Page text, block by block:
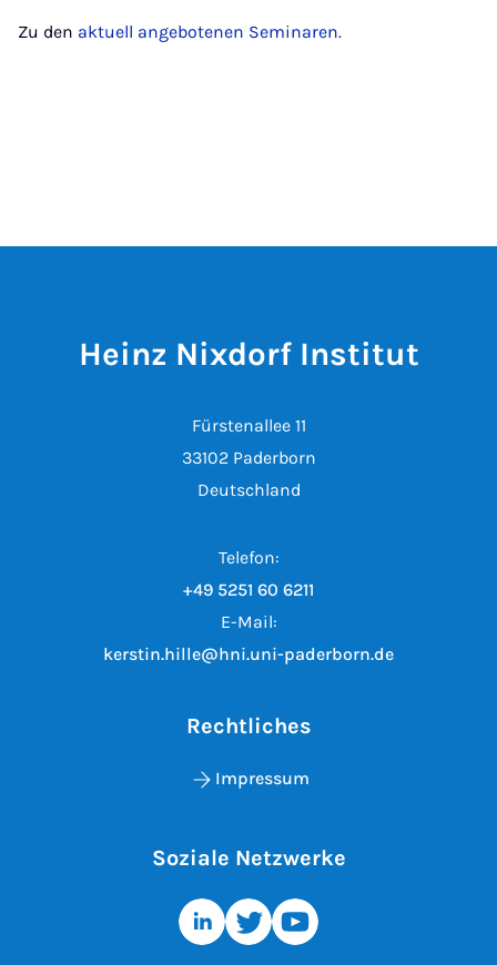
Zu den aktuell angebotenen Seminaren.
Heinz Nixdorf Institut
Fürstenallee 11
33102 Paderborn
Deutschland
Telefon:
+49 5251 60 6211
E-Mail:
kerstin.hille@hni.uni-paderborn.de
Rechtliches
Impressum
Soziale Netzwerke